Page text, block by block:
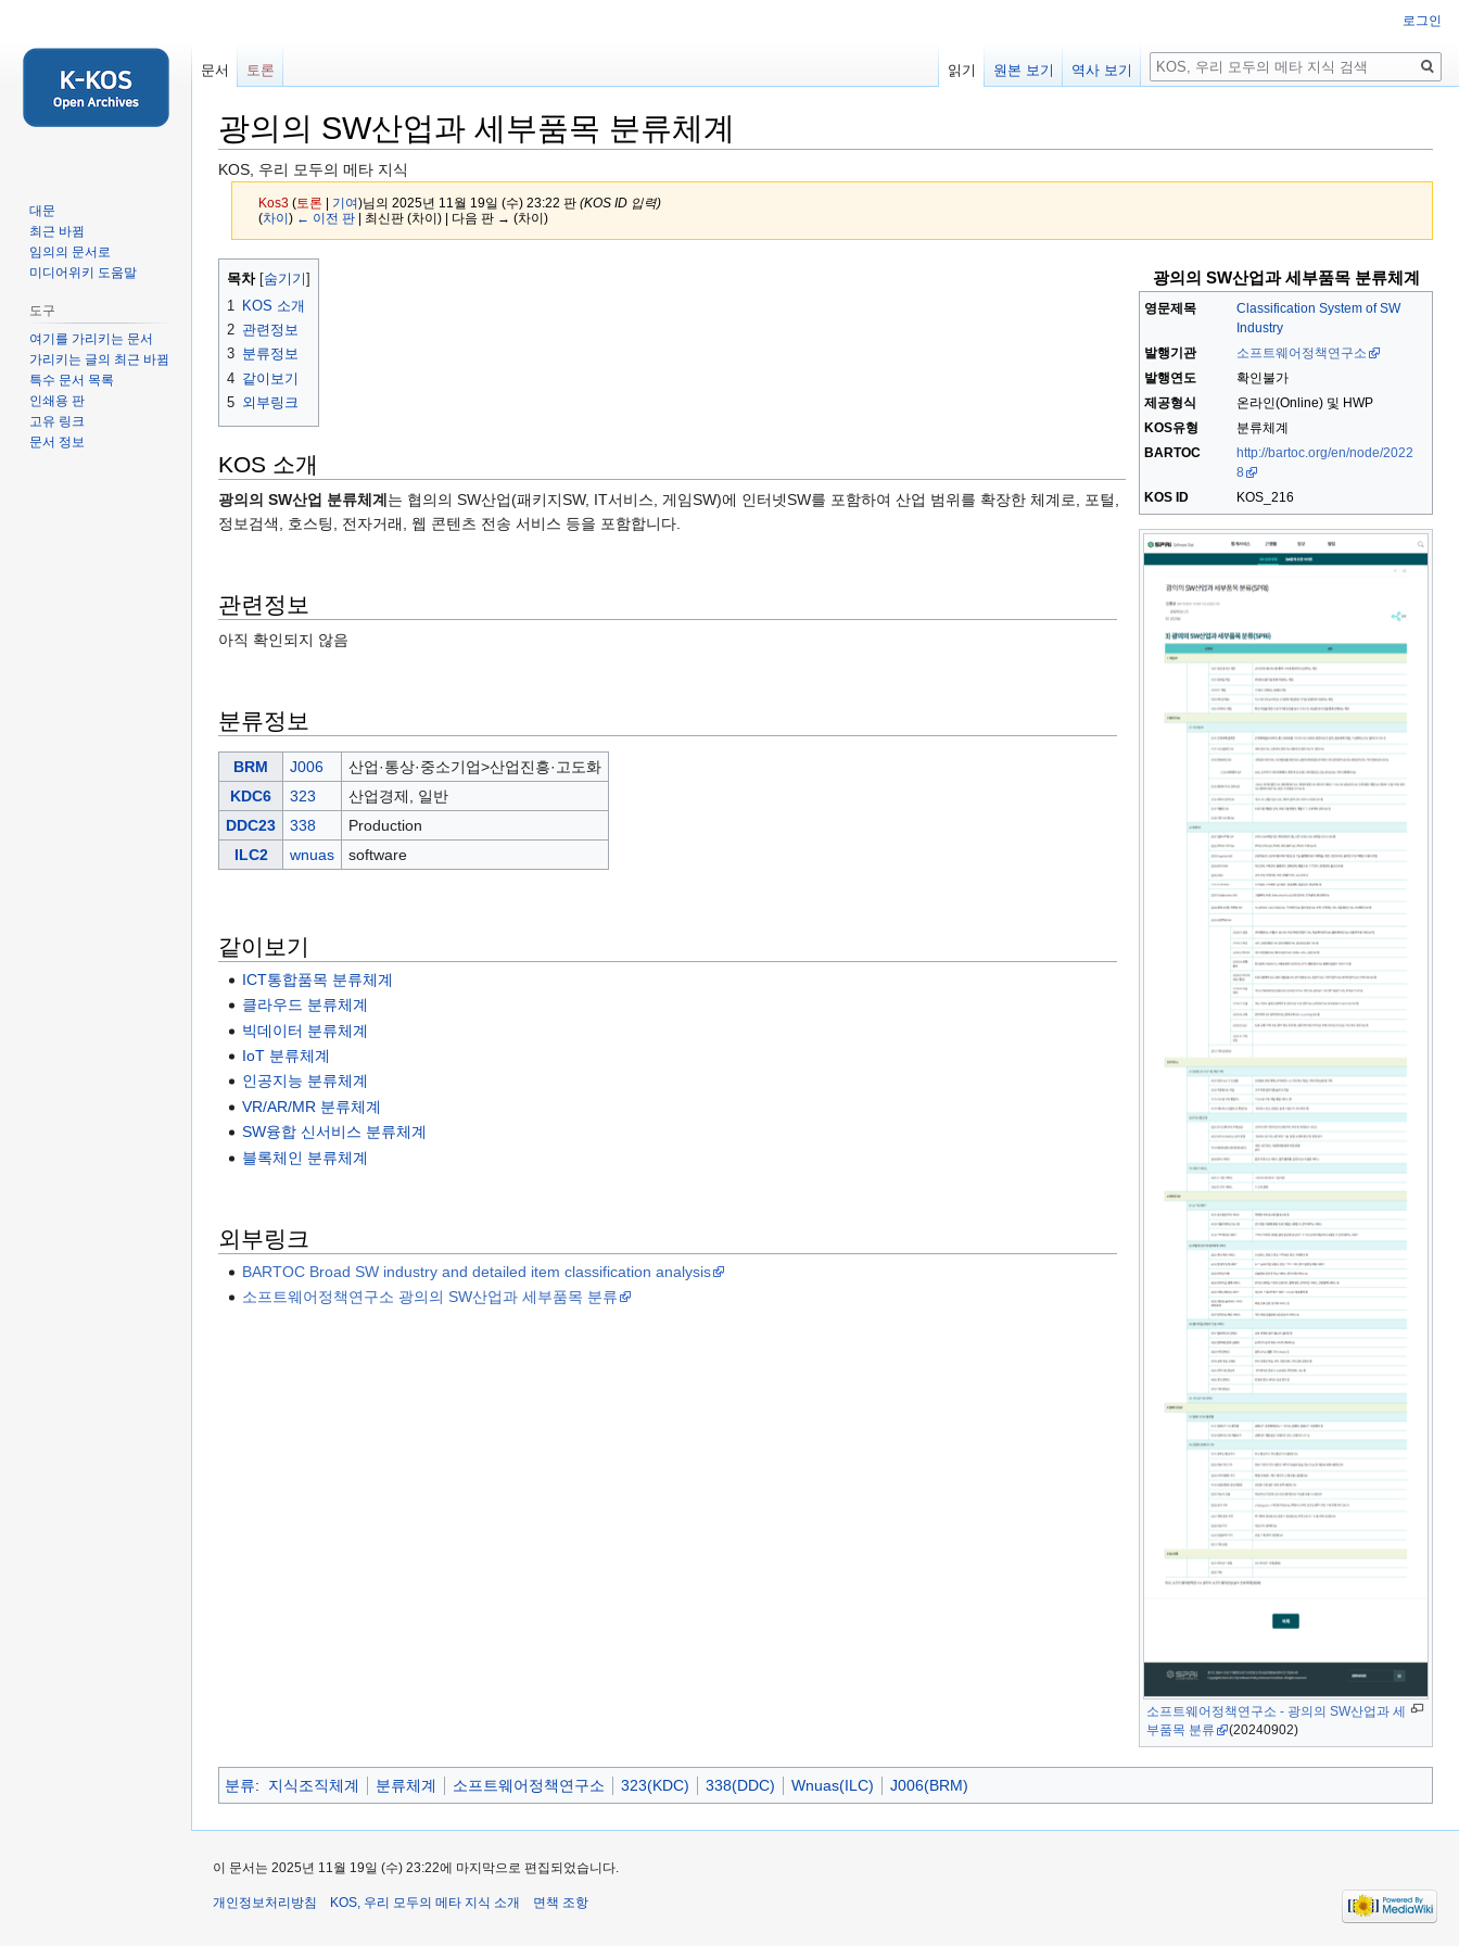
광의의 SW산업과 세부품목 분류체계
KOS, 우리 모두의 메타 지식
Kos3 (토론 기여)님의 2025년 11월 19일 (수) 23:22 판 (KOS ID 입력)
(차이 ) ← 이전 판| 최신판 (차이) | 다음 판 → (차이)
둘
가
기
검
기
광의의 SW산업과 세부품목 분류체계
영문제목
Classification System of SW
Industry
발행기관
소프트웨어정책연구소
발행연도
확인불가
제공형식
온라인(Online) 및 HWP
KOS유형
분류체계
BARTOC
http://bartoc.org/en/node/2022
8
KOS ID
KOS_216
소프트웨어정책연구소 - 광의의 SW산업과 세
부품목 분류
(20240902)
목차
1
KOS 소개
2 관련정보
3 분류정보
4 같이보기
5 외부링크
KOS 소개
광의의 SW산업 분류체계 는 협의의 SW산업(패키지SW, IT서비스, 게임SW)에 인터넷SW를 포함하여 산업 범위를 확장한 체계로, 포털,
정보검색, 호스팅, 전자거래, 웹 콘텐츠 전송 서비스 등을 포함합니다.
관련정보
아직 확인되지 않음
분류정보
BRM J006
산업·통상·중소기업>산업진흥·고도화
KDC6
323
산업경제, 일반
DDC23
338
Production
ILC2
wnuas software
같이보기
ICT통합품목 분류체계
클라우드 분류체계
빅데이터 분류체계
IoT 분류체계
인공지능 분류체계
VR/AR/MR 분류체계
SW융합 신서비스 분류체계
블록체인 분류체계
외부링크
BARTOC Broad SW industry and detailed item classification analysis
소프트웨어정책연구소 광의의 SW산업과 세부품목 분류
분류: 지식조직체계 분류체계 소프트웨어정책연구소 323(KDC) 338(DDC) Wnuas(ILC) J006(BRM)
로그인
문서 토론 읽기 원본 보기 역사 보기
검
색
대문
최근 바뀜
임의의 문서로
미디어위키 도움말
도구
여기를 가리키는 문서
가리키는 글의 최근 바뀜
특수 문서 목록
인쇄용 판
고유 링크
문서 정보
이 문서는 2025년 11월 19일 (수) 23:22에 마지막으로 편집되었습니다.
개인정보처리방침 KOS, 우리 모두의 메타 지식 소개 면책 조항